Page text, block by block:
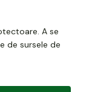
A se
de sursele de